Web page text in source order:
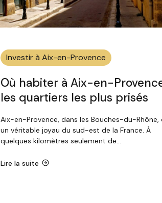
Investir à Aix-en-Provence
Où habiter à Aix-en-
les quartiers les plus prisés
Aix-en-Provence, dans les Bouches-du-Rhône,
un véritable joyau du sud-est de la France. À
quelques kilomètres seulement de...
Lire la suite